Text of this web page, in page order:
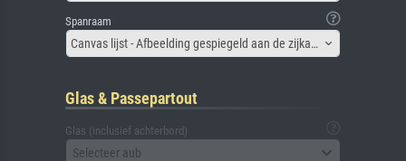
Spanraam
Canvas lijst - Afbeelding gespiegeld aan de zijkant
Glas & Passepartout
Glas (inclusief achterbord)
Selecteer aub